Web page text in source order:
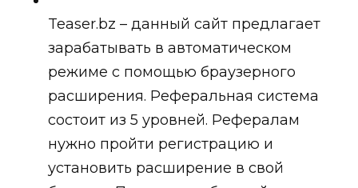
Teaser.bz – данный сайт предлагает
зарабатывать в автоматическом
режиме с помощью браузерного
расширения. Реферальная система
состоит из 5 уровней. Рефералам
нужно пройти регистрацию и
установить расширение в свой